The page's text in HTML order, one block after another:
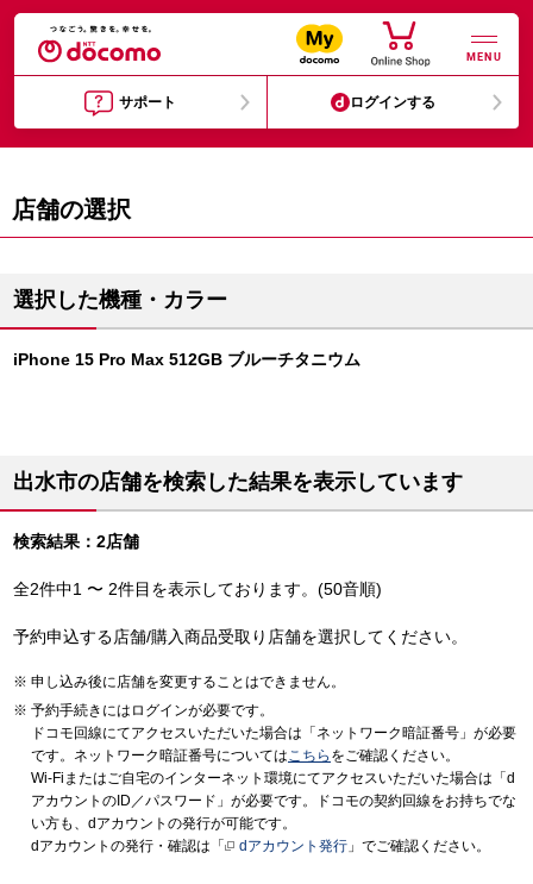
MENU
サポート ログインする
店舗の選択
選択した機種・カラー
iPhone 15 Pro Max 512GB ブルーチタニウム
出水市の店舗を検索した結果を表示しています
検索結果：2店舗
全2件中1 〜 2件目を表示しております。(50音順)
予約申込する店舗/購入商品受取り店舗を選択してください。
申し込み後に店舗を変更することはできません。
予約手続きにはログインが必要です。
ドコモ回線にてアクセスいただいた場合は「ネットワーク暗証番号」が必要
です。ネットワーク暗証番号についてはこちら をご確認ください。
Wi-Fiまたはご自宅のインターネット環境にてアクセスいただいた場合は「d
アカウントのID／パスワード」が必要です。ドコモの契約回線をお持ちでな
い方も、dアカウントの発行が可能です。
dアカウントの発行・確認は「
dアカウント発行 」でご確認ください。